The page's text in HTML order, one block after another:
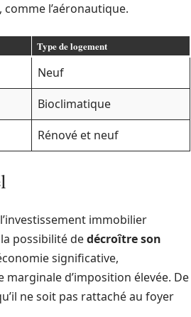
l’aéronautique.
Type de logement
Neuf
Bioclimatique
Rénové et neuf
immobilier
possibilité dedécroître son
significative,
d’imposition élevée. De
ne soit pas rattaché au foyer